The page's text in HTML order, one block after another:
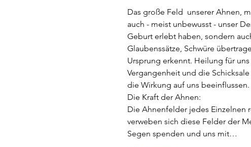
Das große Feld  unserer Ahnen,
auch - meist unbewusst - unser
Geburt erlebt haben, sondern
Glaubenssätze, Schwüre
Ursprung erkennt. Heilung für
Vergangenheit und die
die Wirkung auf uns beeinflussen.
Die Kraft der Ahnen:
Die Ahnenfelder jedes Einzelnen
verweben sich diese Felder der
Segen spenden und uns mit…